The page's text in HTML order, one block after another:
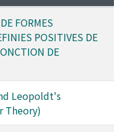
FORMES
POSITIVES DE
DE
Leopoldt's
Theory)